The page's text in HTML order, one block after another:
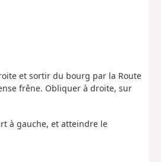
et sortir du bourg par la Route
frêne. Obliquer à droite, sur
à gauche, et atteindre le